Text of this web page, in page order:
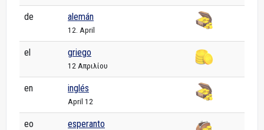
de alemán
12. April
el griego
12 Απριλίου
en inglés
April 12
eo esperanto